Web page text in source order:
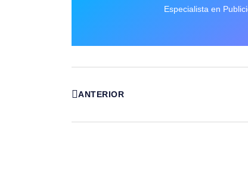
Especialista en
ANTERIOR